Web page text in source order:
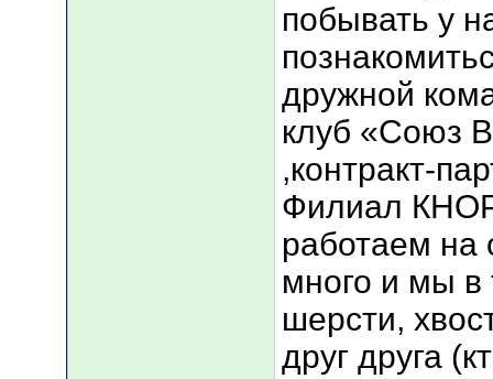
побывать у
дружной
клуб «Союз
,контракт-
Филиал
работаем на
много и мы в
шерсти,
друг друга